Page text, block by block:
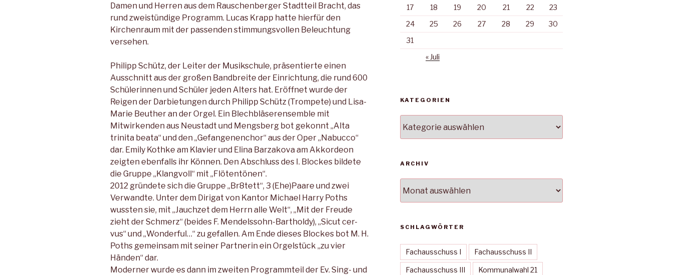
Damen und Herren aus dem Rauschenberger Stadtteil Bracht, das
rund zweistündige Programm. Lucas Krapp hatte hierfür den
Kirchenraum mit der passenden stimmungsvollen Beleuchtung
versehen.
Philipp Schütz, der Leiter der Musikschule, präsentierte einen
Ausschnitt aus der großen Bandbreite der Einrichtung, die rund 600
Schülerinnen und Schüler jeden Alters hat. Eröffnet wurde der
Reigen der Darbietungen durch Philipp Schütz (Trompete) und Lisa-
Marie Beuther an der Orgel. Ein Blechbläserensemble mit
Mitwirkenden aus Neustadt und Mengsberg bot gekonnt „Alta
trinita beata“ und den „Gefangenenchor“ aus der Oper „Nabucco“
dar. Emily Kothke am Klavier und Elina Barzakova am Akkordeon
zeigten ebenfalls ihr Können. Den Abschluss des I. Blockes bildete
die Gruppe „Klangvoll“ mit „Flötentönen“.
2012 gründete sich die Gruppe „Br8tett“, 3 (Ehe)Paare und zwei
Verwandte. Unter dem Dirigat von Kantor Michael Harry Poths
wussten sie, mit „Jauchzet dem Herrn alle Welt“, „Mit der Freude
zieht der Schmerz“ (beides F. Mendelssohn-Bartholdy), „Sicut cer-
vus“ und „Wonderful…“ zu gefallen. Am Ende dieses Blockes bot M. H.
Poths gemeinsam mit seiner Partnerin ein Orgelstück „zu vier
Händen“ dar.
Moderner wurde es dann im zweiten Programmteil der Ev. Sing- und
17
18 19 20 21 22
23
24
25 26 27 28 29
30
31
« Juli
KATEGORIEN
ARCHIV
SCHLAGWÖRTER
Fachausschuss I Fachausschuss II
Fachausschuss III Kommunalwahl 21